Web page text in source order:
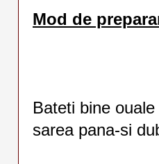
Mod de
Bateti bine
sarea pana-si